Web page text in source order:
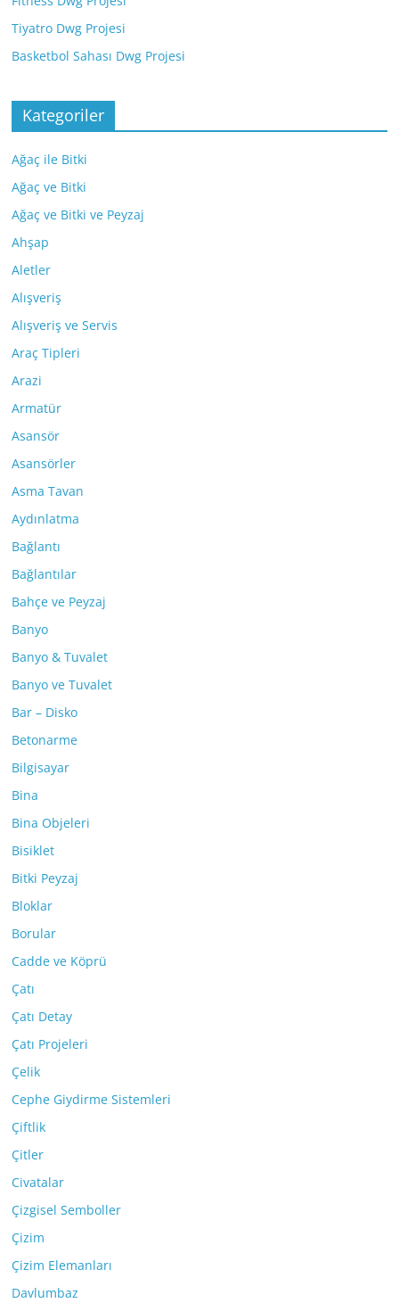
Tiyatro Dwg Projesi
Basketbol Sahası Dwg Projesi
Kategoriler
Ağaç ile Bitki
Ağaç ve Bitki
Ağaç ve Bitki ve Peyzaj
Ahşap
Aletler
Alışveriş
Alışveriş ve Servis
Araç Tipleri
Arazi
Armatür
Asansör
Asansörler
Asma Tavan
Aydınlatma
Bağlantı
Bağlantılar
Bahçe ve Peyzaj
Banyo
Banyo & Tuvalet
Banyo ve Tuvalet
Bar – Disko
Betonarme
Bilgisayar
Bina
Bina Objeleri
Bisiklet
Bitki Peyzaj
Bloklar
Borular
Cadde ve Köprü
Çatı
Çatı Detay
Çatı Projeleri
Çelik
Cephe Giydirme Sistemleri
Çiftlik
Çitler
Civatalar
Çizgisel Semboller
Çizim
Çizim Elemanları
Davlumbaz